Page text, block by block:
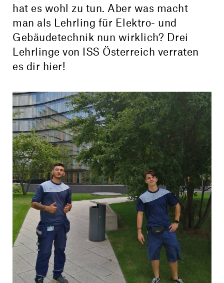
hat es wohl zu tun. Aber was macht
man als Lehrling für Elektro- und
Gebäude­technik nun wirklich? Drei
Lehrlinge von ISS Österreich verraten
es dir hier!